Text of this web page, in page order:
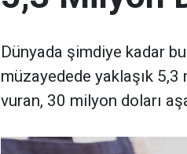
Dünyada şimdiye kadar
müzayedede yaklaşık 5,3
vuran, 30 milyon doları